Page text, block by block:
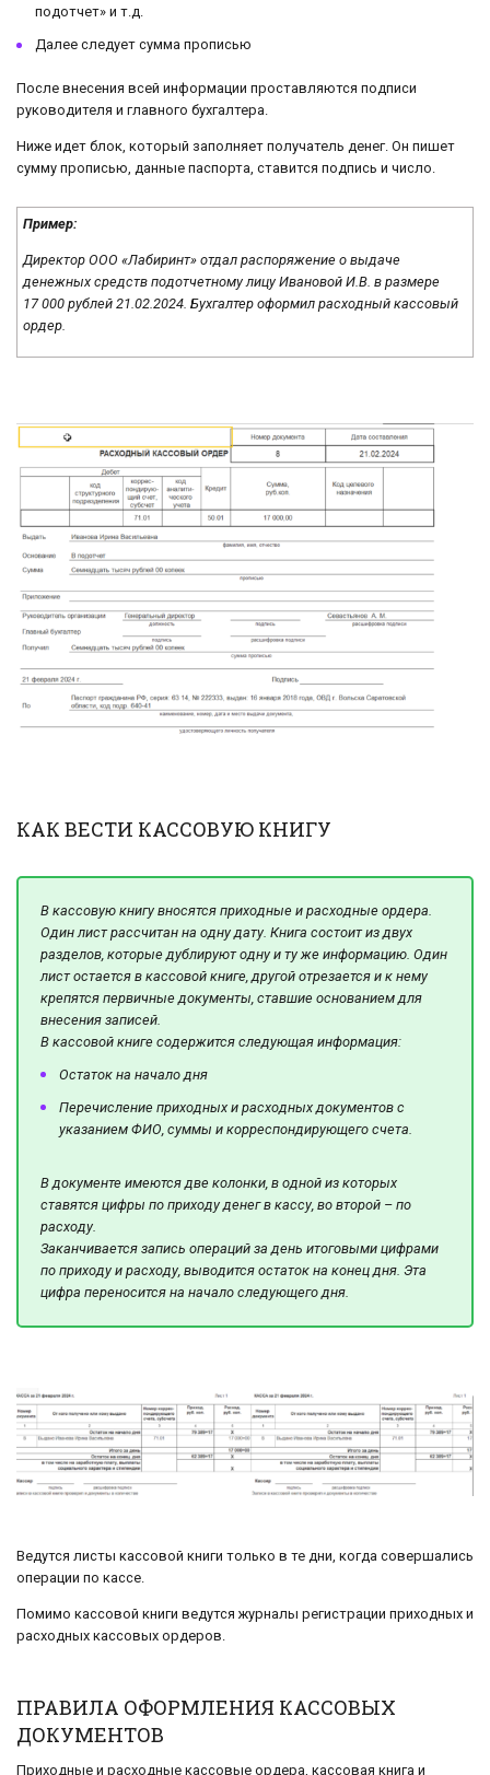
подотчет» и т.д.
Далее следует сумма прописью
После внесения всей информации проставляются подписи
руководителя и главного бухгалтера.
Ниже идет блок, который заполняет получатель денег. Он пишет
сумму прописью, данные паспорта, ставится подпись и число.
Пример:
Директор ООО «Лабиринт» отдал распоряжение о выдаче
денежных средств подотчетному лицу Ивановой И.В. в размере
17 000 рублей 21.02.2024. Бухгалтер оформил расходный кассовый
ордер.
КАК ВЕСТИ КАССОВУЮ КНИГУ
В кассовую книгу вносятся приходные и расходные ордера.
Один лист рассчитан на одну дату. Книга состоит из двух
разделов, которые дублируют одну и ту же информацию. Один
лист остается в кассовой книге, другой отрезается и к нему
крепятся первичные документы, ставшие основанием для
внесения записей.
В кассовой книге содержится следующая информация:
Остаток на начало дня
Перечисление приходных и расходных документов с
указанием ФИО, суммы и корреспондирующего счета.
В документе имеются две колонки, в одной из которых
ставятся цифры по приходу денег в кассу, во второй – по
расходу.
Заканчивается запись операций за день итоговыми цифрами
по приходу и расходу, выводится остаток на конец дня. Эта
цифра переносится на начало следующего дня.
Ведутся листы кассовой книги только в те дни, когда совершались
операции по кассе.
Помимо кассовой книги ведутся журналы регистрации приходных и
расходных кассовых ордеров.
ПРАВИЛА ОФОРМЛЕНИЯ КАССОВЫХ
ДОКУМЕНТОВ
Приходные и расходные кассовые ордера, кассовая книга и